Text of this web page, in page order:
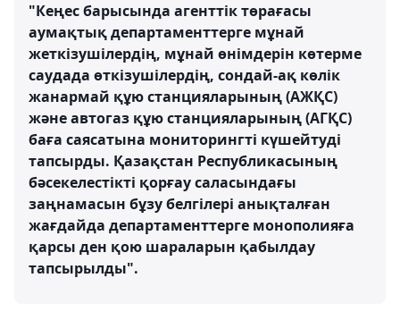
"Кеңес барысында агенттік төрағасы
аумақтық департаменттерге мұнай
жеткізушілердің, мұнай өнімдерін көтерме
саудада өткізушілердің, сондай-ақ көлік
жанармай құю станцияларының (АЖҚС)
және автогаз құю станцияларының (АГҚС)
баға саясатына мониторингті күшейтуді
тапсырды. Қазақстан Республикасының
бәсекелестікті қорғау саласындағы
заңнамасын бұзу белгілері анықталған
жағдайда департаменттерге монополияға
қарсы ден қою шараларын қабылдау
тапсырылды".